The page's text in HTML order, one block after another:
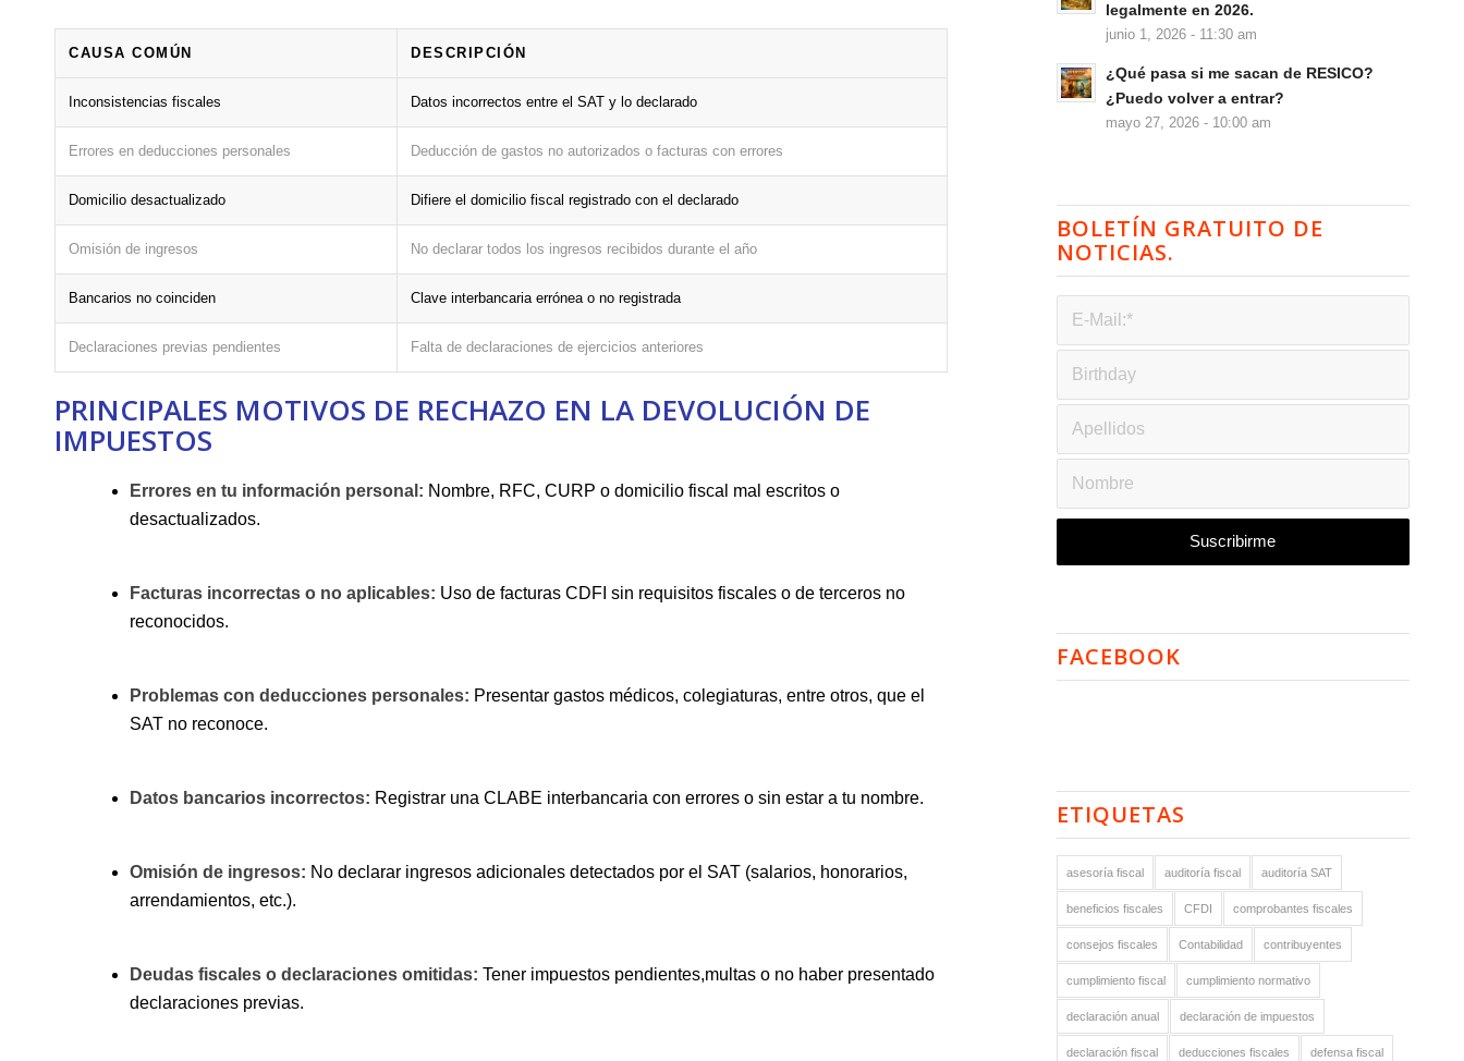
CAUSA COMÚN DESCRIPCIÓN
Inconsistencias ⁣fiscales Datos incorrectos entre el ⁢SAT y​ lo declarado
Errores en deducciones personales Deducción de gastos no‌ autorizados o facturas​ con errores
Domicilio desactualizado Difiere el domicilio fiscal registrado con el declarado
Omisión de⁢ ingresos No declarar⁢ todos⁣ los ‌ingresos ‍recibidos‍ durante el año
Bancarios no coinciden Clave interbancaria errónea o no registrada
Declaraciones previas pendientes Falta de ‌declaraciones de ejercicios⁤ anteriores
PRINCIPALES MOTIVOS DE RECHAZO EN LA DEVOLUCIÓN DE
IMPUESTOS
Errores ‌en tu información personal: Nombre, RFC, CURP o domicilio fiscal mal escritos o
desactualizados.
Facturas⁣ incorrectas ⁢o no ‍aplicables: Uso⁤ de facturas CDFI sin requisitos ⁢fiscales o de terceros no‌
reconocidos.
Problemas con deducciones ​personales: Presentar gastos médicos, colegiaturas, entre otros, que el
SAT⁢ no reconoce.
Datos bancarios incorrectos: Registrar una CLABE interbancaria con​ errores‌ o sin estar a ⁢tu nombre.
Omisión de ingresos: No declarar ingresos adicionales⁤ detectados ​por el SAT (salarios, honorarios,
arrendamientos, ‍etc.).
Deudas fiscales o declaraciones‌ omitidas: Tener impuestos​ pendientes,multas o no haber presentado
declaraciones previas.
legalmente en 2026.
junio 1, 2026 - 11:30 am
¿Qué pasa si me sacan de RESICO?
¿Puedo volver a entrar?
mayo 27, 2026 - 10:00 am
BOLETÍN GRATUITO DE
NOTICIAS.
FACEBOOK
ETIQUETAS
asesoría fiscal auditoría fiscal auditoría SAT
beneficios fiscales CFDI comprobantes fiscales
consejos fiscales Contabilidad contribuyentes
cumplimiento fiscal cumplimiento normativo
declaración anual declaración de impuestos
declaración fiscal deducciones fiscales defensa fiscal